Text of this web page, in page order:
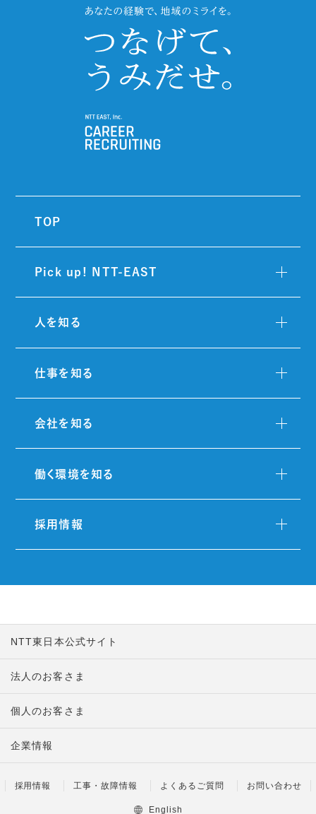
TOP
Pick up! NTT-EAST
人を知る
仕事を知る
会社を知る
働く環境を知る
採用情報
NTT東日本公式サイト
法人のお客さま
個人のお客さま
企業情報
採用情報 工事・故障情報 よくあるご質問 お問い合わせ
English